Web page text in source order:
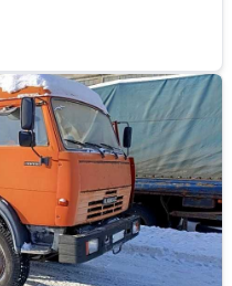
Круиз-контроль, ABS,ESC.
Китай, мосты Hande.
а задние –
ABS, ASR, ESP,
Купава. Трёхместная
точечно, через
шланги. Для
массивные основные
со сферическими
Спереди и справа
зеркала, которые облегчают
МАЗ-365120 оснащён